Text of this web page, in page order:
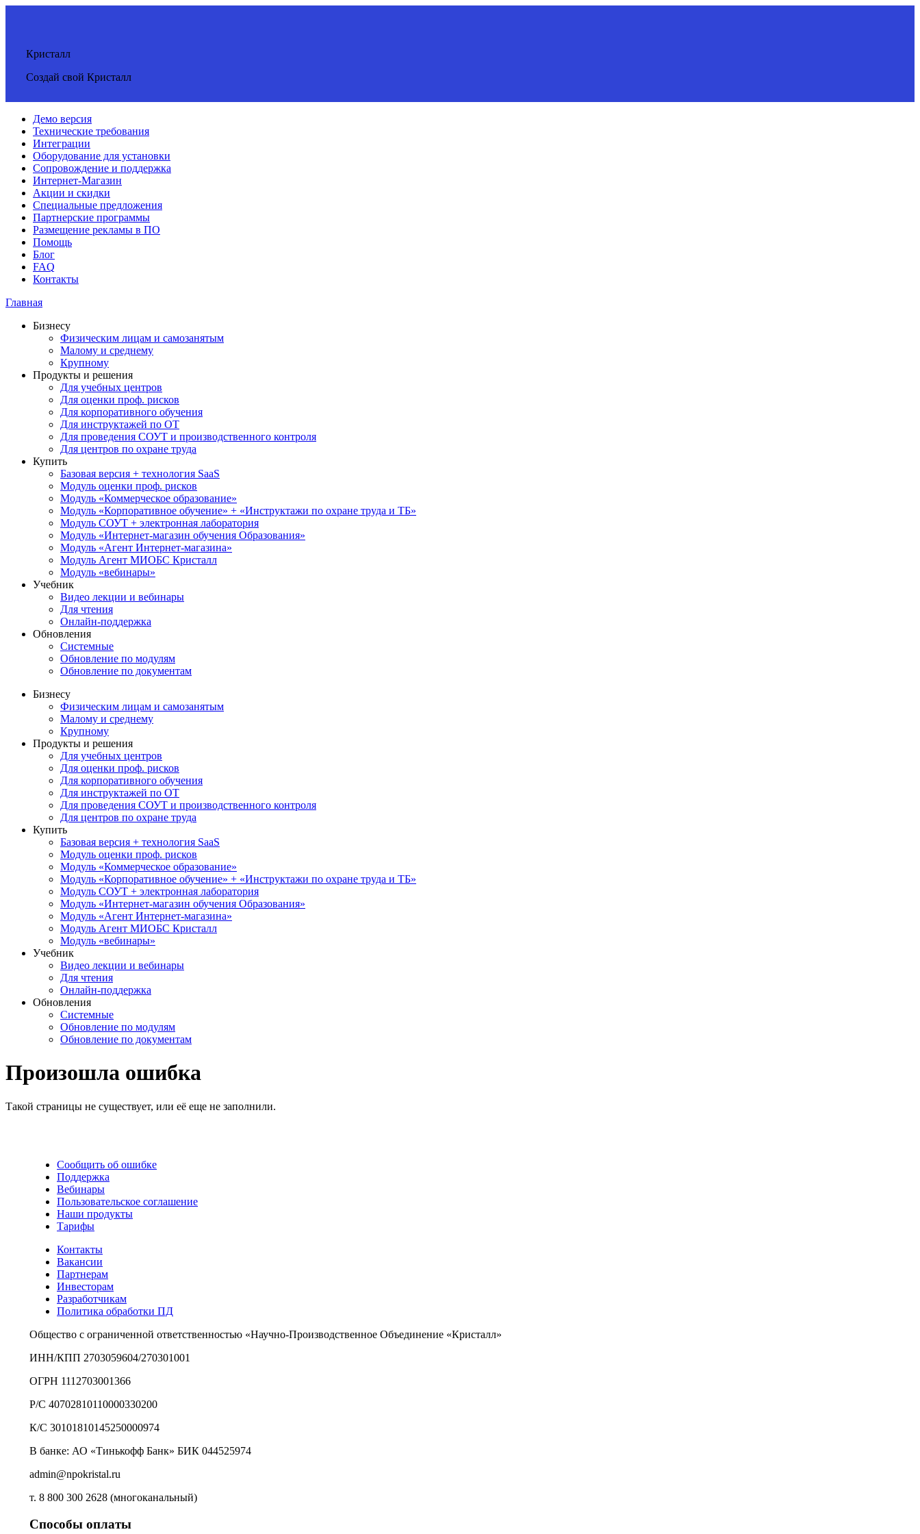
Кристалл
Создай свой Кристалл
Демо версия
Технические требования
Интеграции
Оборудование для установки
Сопровождение и поддержка
Интернет-Магазин
Акции и скидки
Специальные предложения
Партнерские программы
Размещение рекламы в ПО
Помощь
Блог
FAQ
Контакты
Главная
Бизнесу
Физическим лицам и самозанятым
Малому и среднему
Крупному
Продукты и решения
Для учебных центров
Для оценки проф. рисков
Для корпоративного обучения
Для инструктажей по ОТ
Для проведения СОУТ и производственного контроля
Для центров по охране труда
Купить
Базовая версия + технология SaaS
Модуль оценки проф. рисков
Модуль «Коммерческое образование»
Модуль «Корпоративное обучение» + «Инструктажи по охране труда и ТБ»
Модуль СОУТ + электронная лаборатория
Модуль «Интернет-магазин обучения Образования»
Модуль «Агент Интернет-магазина»
Модуль Агент МИОБС Кристалл
Модуль «вебинары»
Учебник
Видео лекции и вебинары
Для чтения
Онлайн-поддержка
Обновления
Системные
Обновление по модулям
Обновление по документам
Бизнесу
Физическим лицам и самозанятым
Малому и среднему
Крупному
Продукты и решения
Для учебных центров
Для оценки проф. рисков
Для корпоративного обучения
Для инструктажей по ОТ
Для проведения СОУТ и производственного контроля
Для центров по охране труда
Купить
Базовая версия + технология SaaS
Модуль оценки проф. рисков
Модуль «Коммерческое образование»
Модуль «Корпоративное обучение» + «Инструктажи по охране труда и ТБ»
Модуль СОУТ + электронная лаборатория
Модуль «Интернет-магазин обучения Образования»
Модуль «Агент Интернет-магазина»
Модуль Агент МИОБС Кристалл
Модуль «вебинары»
Учебник
Видео лекции и вебинары
Для чтения
Онлайн-поддержка
Обновления
Системные
Обновление по модулям
Обновление по документам
Произошла ошибка
Такой страницы не существует, или её еще не заполнили.
Сообщить об ошибке
Поддержка
Вебинары
Пользовательское соглашение
Наши продукты
Тарифы
Контакты
Вакансии
Партнерам
Инвесторам
Разработчикам
Политика обработки ПД
Общество с ограниченной ответственностью «Научно-Производственное Объединение «Кристалл»
ИНН/КПП 2703059604/270301001
ОГРН 1112703001366
Р/С 40702810110000330200
К/С 30101810145250000974
В банке: АО «Тинькофф Банк» БИК 044525974
admin@npokristal.ru
т. 8 800 300 2628 (многоканальный)
Способы оплаты